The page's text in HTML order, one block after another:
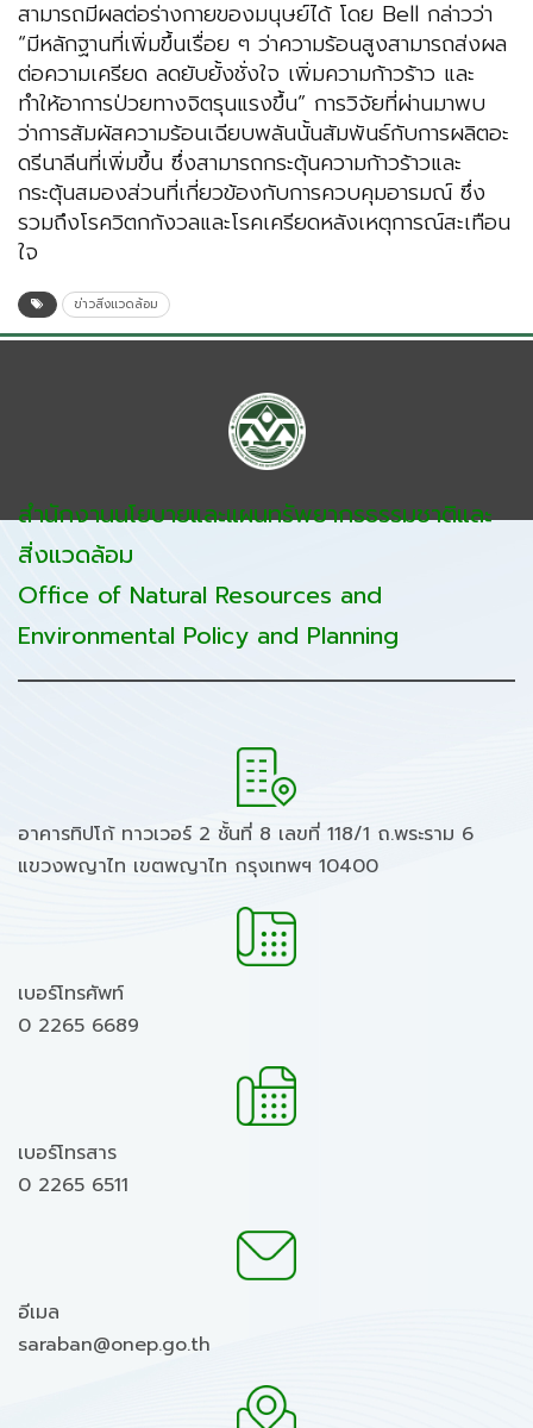
สามารถมีผลต่อร่างกายของมนุษย์ได้ โดย Bell กล่าวว่า
“มีหลักฐานที่เพิ่มขึ้นเรื่อย ๆ ว่าความร้อนสูงสามารถส่งผล
ต่อความเครียด ลดยับยั้งชั่งใจ เพิ่มความก้าวร้าว และ
ทำให้อาการป่วยทางจิตรุนแรงขึ้น” การวิจัยที่ผ่านมาพบ
ว่าการสัมผัสความร้อนเฉียบพลันนั้นสัมพันธ์กับการผลิตอะ
ดรีนาลีนที่เพิ่มขึ้น ซึ่งสามารถกระตุ้นความก้าวร้าวและ
กระตุ้นสมองส่วนที่เกี่ยวข้องกับการควบคุมอารมณ์ ซึ่ง
รวมถึงโรควิตกกังวลและโรคเครียดหลังเหตุการณ์สะเทือน
ใจ
ข่าวสิ่งแวดล้อม
สำนักงานนโยบายและแผนทรัพยากรธรรมชาติและ
สิ่งแวดล้อม
Office of Natural Resources and
Environmental Policy and Planning
อาคารทิปโก้ ทาวเวอร์ 2 ชั้นที่ 8 เลขที่ 118/1 ถ.พระราม 6
แขวงพญาไท เขตพญาไท กรุงเทพฯ 10400
เบอร์โทรศัพท์
0 2265 6689
เบอร์โทรสาร
0 2265 6511
อีเมล
saraban@onep.go.th